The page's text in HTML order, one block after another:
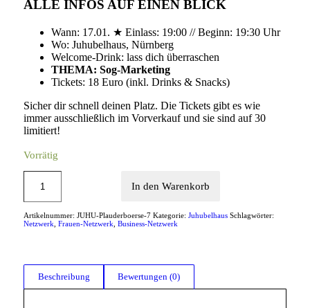
ALLE INFOS AUF EINEN BLICK
Wann: 17.01. ★ Einlass: 19:00 // Beginn: 19:30 Uhr
Wo: Juhubelhaus, Nürnberg
Welcome-Drink: lass dich überraschen
THEMA: Sog-Marketing
Tickets: 18 Euro (inkl. Drinks & Snacks)
Sicher dir schnell deinen Platz. Die Tickets gibt es wie
immer ausschließlich im Vorverkauf und sie sind auf 30
limitiert!
Vorrätig
In den Warenkorb
Artikelnummer: JUHU-Plauderboerse-7 Kategorie: Juhubelhaus Schlagwörter:
Netzwerk Frauen-Netzwerk Business-Netzwerk
Beschreibung Bewertungen (0)